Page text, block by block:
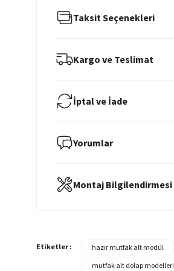
Taksit Seçenekleri
Kargo ve Teslimat
İptal ve İade
Yorumlar
Montaj Bilgilendirmesi
Etiketler : hazır mutfak alt modül
mutfak alt dolap modelleri